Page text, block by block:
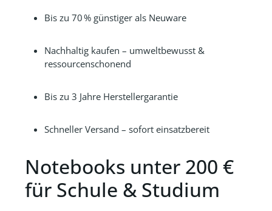
Bis zu 70 % günstiger als Neuware
Nachhaltig kaufen – umweltbewusst &
ressourcenschonend
Bis zu 3 Jahre Herstellergarantie
Schneller Versand – sofort einsatzbereit
Notebooks unter 200 €
für Schule & Studium